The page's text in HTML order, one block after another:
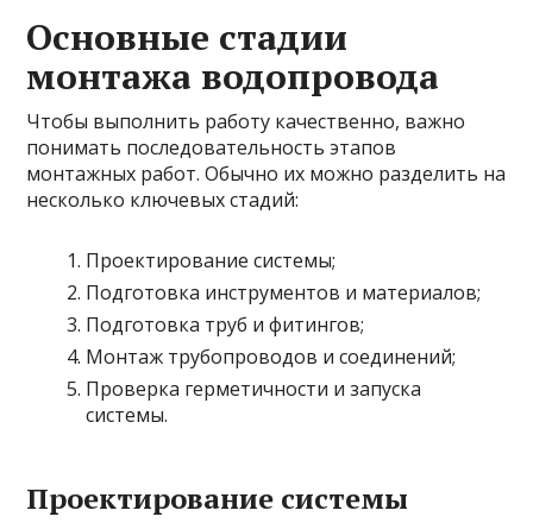
Основные стадии
монтажа водопровода
Чтобы выполнить работу качественно, важно
понимать последовательность этапов
монтажных работ. Обычно их можно разделить на
несколько ключевых стадий:
Проектирование системы;
Подготовка инструментов и материалов;
Подготовка труб и фитингов;
Монтаж трубопроводов и соединений;
Проверка герметичности и запуска
системы.
Проектирование системы